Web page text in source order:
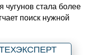
чугунов стала более
поиск нужной